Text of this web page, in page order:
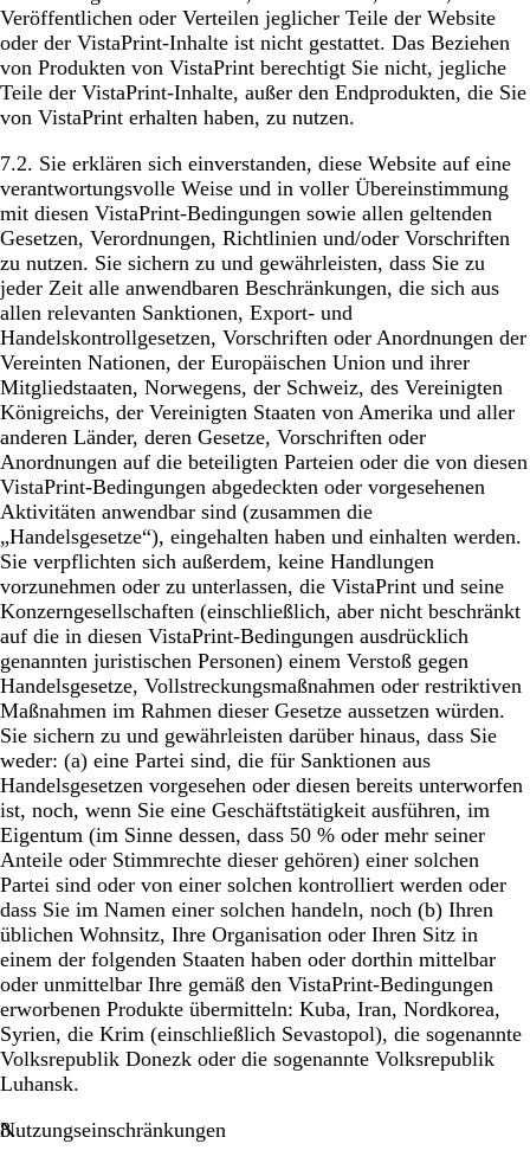
Veröffentlichen oder Verteilen jeglicher Teile der Website
oder der VistaPrint-Inhalte ist nicht gestattet. Das Beziehen
von Produkten von VistaPrint berechtigt Sie nicht, jegliche
Teile der VistaPrint-Inhalte, außer den Endprodukten, die Sie
von VistaPrint erhalten haben, zu nutzen.
7.2. Sie erklären sich einverstanden, diese Website auf eine
verantwortungsvolle Weise und in voller Übereinstimmung
mit diesen VistaPrint-Bedingungen sowie allen geltenden
Gesetzen, Verordnungen, Richtlinien und/oder Vorschriften
zu nutzen. Sie sichern zu und gewährleisten, dass Sie zu
jeder Zeit alle anwendbaren Beschränkungen, die sich aus
allen relevanten Sanktionen, Export- und
Handelskontrollgesetzen, Vorschriften oder Anordnungen der
Vereinten Nationen, der Europäischen Union und ihrer
Mitgliedstaaten, Norwegens, der Schweiz, des Vereinigten
Königreichs, der Vereinigten Staaten von Amerika und aller
anderen Länder, deren Gesetze, Vorschriften oder
Anordnungen auf die beteiligten Parteien oder die von diesen
VistaPrint-Bedingungen abgedeckten oder vorgesehenen
Aktivitäten anwendbar sind (zusammen die
„Handelsgesetze“), eingehalten haben und einhalten werden.
Sie verpflichten sich außerdem, keine Handlungen
vorzunehmen oder zu unterlassen, die VistaPrint und seine
Konzerngesellschaften (einschließlich, aber nicht beschränkt
auf die in diesen VistaPrint-Bedingungen ausdrücklich
genannten juristischen Personen) einem Verstoß gegen
Handelsgesetze, Vollstreckungsmaßnahmen oder restriktiven
Maßnahmen im Rahmen dieser Gesetze aussetzen würden.
Sie sichern zu und gewährleisten darüber hinaus, dass Sie
weder: (a) eine Partei sind, die für Sanktionen aus
Handelsgesetzen vorgesehen oder diesen bereits unterworfen
ist, noch, wenn Sie eine Geschäftstätigkeit ausführen, im
Eigentum (im Sinne dessen, dass 50 % oder mehr seiner
Anteile oder Stimmrechte dieser gehören) einer solchen
Partei sind oder von einer solchen kontrolliert werden oder
dass Sie im Namen einer solchen handeln, noch (b) Ihren
üblichen Wohnsitz, Ihre Organisation oder Ihren Sitz in
einem der folgenden Staaten haben oder dorthin mittelbar
oder unmittelbar Ihre gemäß den VistaPrint-Bedingungen
erworbenen Produkte übermitteln: Kuba, Iran, Nordkorea,
Syrien, die Krim (einschließlich Sevastopol), die sogenannte
Volksrepublik Donezk oder die sogenannte Volksrepublik
Luhansk.
Nutzungseinschränkungen